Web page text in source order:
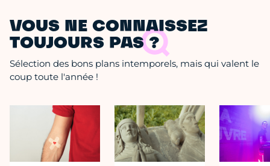
VOUS NE CONNAISSEZ
TOUJOURS PAS ?
Sélection des bons plans intemporels, mais qui valent le
coup toute l'année !